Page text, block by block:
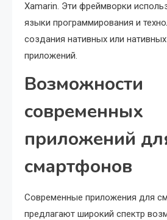
Xamarin. Эти фреймворки
языки программирования и
создания нативных или
приложений.
Возможности
современных
приложений
смартфонов
Современные приложения для
предлагают широкий спектр